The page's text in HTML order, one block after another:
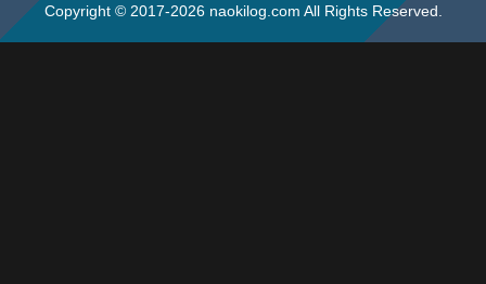
Copyright © 2017-2026 naokilog.com All Rights Reserved.